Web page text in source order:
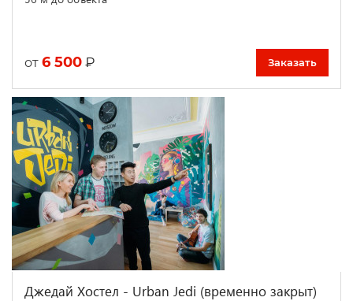
от 6 500 ₽ Заказать
Джедай Хостел - Urban Jedi (временно закрыт)